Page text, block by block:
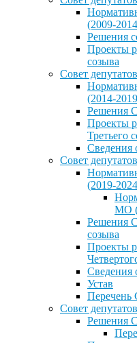
(2009-
Решения
Проекты
созыва
Совет
(2014-
Решения
Проекты
Третьего
Сведения
Совет
(2019-
МО
Решения
созыва
Проекты
Сведения
Устав
Перечень
Совет
Решения